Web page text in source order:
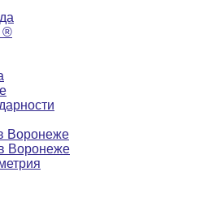
®
Воронеже
Воронеже